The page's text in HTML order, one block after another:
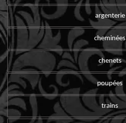
argenterie
cheminées
chenets
poupées
trains